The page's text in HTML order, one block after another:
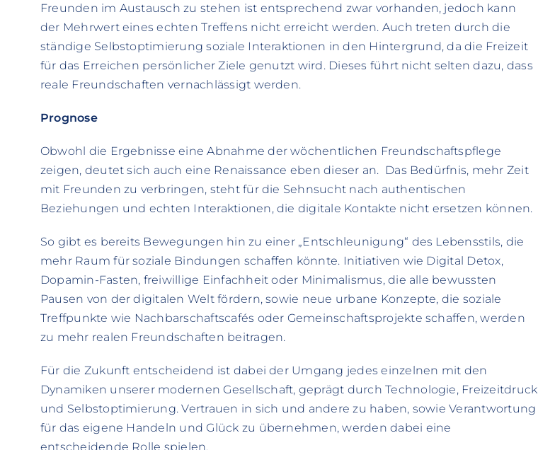
Freunden im Austausch zu stehen ist entsprechend zwar vorhanden, jedoch kann
der Mehrwert eines echten Treffens nicht erreicht werden. Auch treten durch die
ständige Selbstoptimierung soziale Interaktionen in den Hintergrund, da die Freizeit
für das Erreichen persönlicher Ziele genutzt wird. Dieses führt nicht selten dazu, dass
reale Freundschaften vernachlässigt werden.
Prognose
Obwohl die Ergebnisse eine Abnahme der wöchentlichen Freundschaftspflege
zeigen, deutet sich auch eine Renaissance eben dieser an. Das Bedürfnis, mehr Zeit
mit Freunden zu verbringen, steht für die Sehnsucht nach authentischen
Beziehungen und echten Interaktionen, die digitale Kontakte nicht ersetzen können.
So gibt es bereits Bewegungen hin zu einer „Entschleunigung“ des Lebensstils, die
mehr Raum für soziale Bindungen schaffen könnte. Initiativen wie Digital Detox,
Dopamin-Fasten, freiwillige Einfachheit oder Minimalismus, die alle bewussten
Pausen von der digitalen Welt fördern, sowie neue urbane Konzepte, die soziale
Treffpunkte wie Nachbarschaftscafés oder Gemeinschaftsprojekte schaffen, werden
zu mehr realen Freundschaften beitragen.
Für die Zukunft entscheidend ist dabei der Umgang jedes einzelnen mit den
Dynamiken unserer modernen Gesellschaft, geprägt durch Technologie, Freizeitdruck
und Selbstoptimierung. Vertrauen in sich und andere zu haben, sowie Verantwortung
für das eigene Handeln und Glück zu übernehmen, werden dabei eine
entscheidende Rolle spielen.